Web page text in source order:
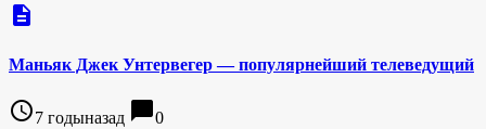
description
Маньяк Джек Унтервегер — популярнейший телеведущий
access_time7 годыназад chat_bubble0